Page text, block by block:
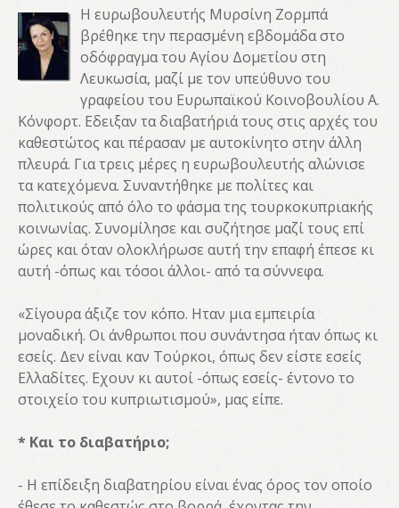
Η ευρωβουλευτής Μυρσίνη Ζορμπά
βρέθηκε την περασμένη εβδομάδα στο
οδόφραγμα του Αγίου Δομετίου στη
Λευκωσία, μαζί με τον υπεύθυνο του
γραφείου του Ευρωπαϊκού Κοινοβουλίου Α.
Κόνφορτ. Εδειξαν τα διαβατήριά τους στις αρχές του
καθεστώτος και πέρασαν με αυτοκίνητο στην άλλη
πλευρά. Για τρεις μέρες η ευρωβουλευτής αλώνισε
τα κατεχόμενα. Συναντήθηκε με πολίτες και
πολιτικούς από όλο το φάσμα της τουρκοκυπριακής
κοινωνίας. Συνομίλησε και συζήτησε μαζί τους επί
ώρες και όταν ολοκλήρωσε αυτή την επαφή έπεσε κι
αυτή -όπως και τόσοι άλλοι- από τα σύννεφα.
«Σίγουρα άξιζε τον κόπο. Ηταν μια εμπειρία
μοναδική. Οι άνθρωποι που συνάντησα ήταν όπως κι
εσείς. Δεν είναι καν Τούρκοι, όπως δεν είστε εσείς
Ελλαδίτες. Εχουν κι αυτοί -όπως εσείς- έντονο το
στοιχείο του κυπριωτισμού», μας είπε.
* Και το διαβατήριο;
- Η επίδειξη διαβατηρίου είναι ένας όρος τον οποίο